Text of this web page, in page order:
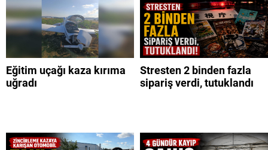
Eğitim uçağı kaza kırıma
uğradı
Stresten 2 binden fazla
sipariş verdi, tutuklandı